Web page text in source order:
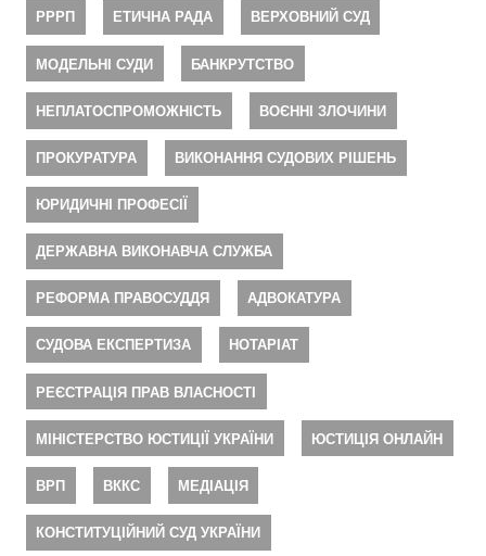
РРРП ЕТИЧНА РАДА ВЕРХОВНИЙ СУД
МОДЕЛЬНІ СУДИ БАНКРУТСТВО
НЕПЛАТОСПРОМОЖНІСТЬ ВОЄННІ ЗЛОЧИНИ
ПРОКУРАТУРА ВИКОНАННЯ СУДОВИХ РІШЕНЬ
ЮРИДИЧНІ ПРОФЕСІЇ
ДЕРЖАВНА ВИКОНАВЧА СЛУЖБА
РЕФОРМА ПРАВОСУДДЯ АДВОКАТУРА
СУДОВА ЕКСПЕРТИЗА НОТАРІАТ
РЕЄСТРАЦІЯ ПРАВ ВЛАСНОСТІ
МІНІСТЕРСТВО ЮСТИЦІЇ УКРАЇНИ ЮСТИЦІЯ ОНЛАЙН
ВРП ВККС МЕДІАЦІЯ
КОНСТИТУЦІЙНИЙ СУД УКРАЇНИ